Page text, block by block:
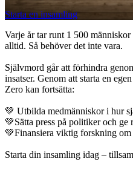
Starta en insamling
Varje år tar runt 1 500
alltid. Så behöver det inte vara.
Självmord går att förhindra
insatser. Genom att starta en
Zero kan fortsätta:
💚 Utbilda medmänniskor i hur
💚Sätta press på politiker och ge
💚Finansiera viktig forskning om
Starta din insamling idag –